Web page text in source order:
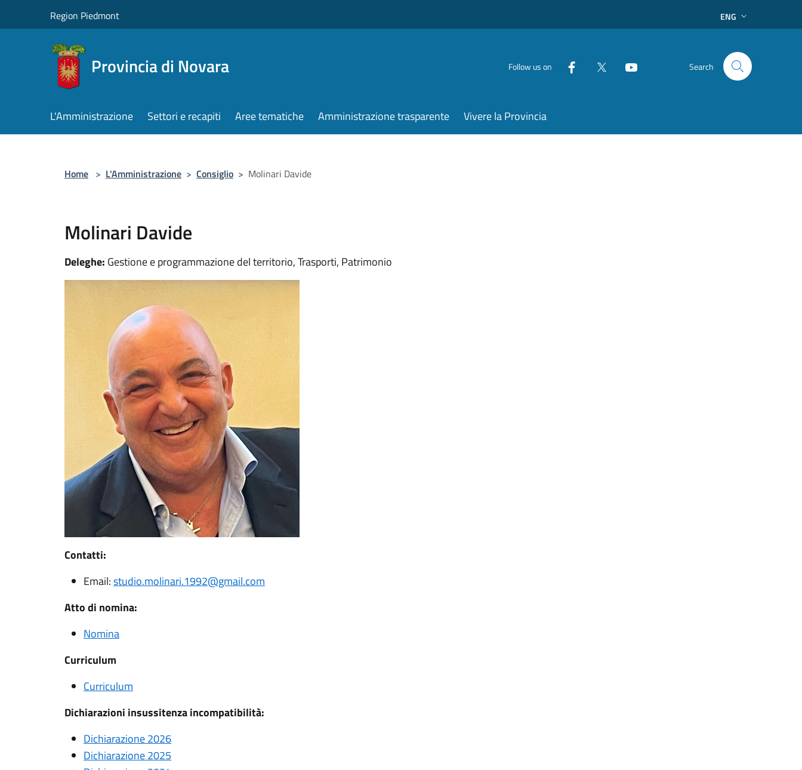
Region Piedmont ENG
Provincia di Novara Follow us on Search
L'Amministrazione Settori e recapiti Aree tematiche Amministrazione trasparente Vivere la Provincia
Home > L'Amministrazione > Consiglio > Molinari Davide
Molinari Davide
Deleghe: Gestione e programmazione del territorio, Trasporti, Patrimonio
Contatti:
Email:studio.molinari.1992@gmail.com
Atto di nomina:
Nomina
Curriculum
Curriculum
Dichiarazioni insussitenza incompatibilità:
Dichiarazione 2026
Dichiarazione 2025